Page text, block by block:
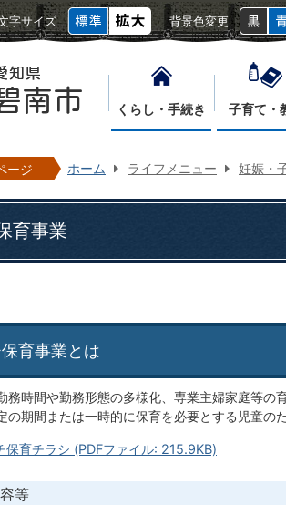
字サイズ 背景色変更
くらし・手続き 子育て・
ージ ホーム ライフメニュー 妊娠・
育事業
育事業とは
務時間や勤務形態の多様化、専業主婦家庭等の
の期間または一時的に保育を必要とする児童の
保育チラシ (PDFファイル: 215.9KB)
等